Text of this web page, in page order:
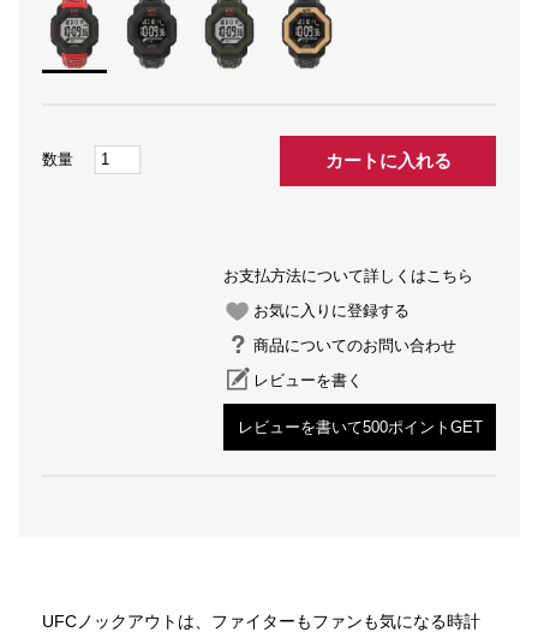
カートに入れる
お支払方法について詳しくはこちら
お気に入りに登録する
商品についてのお問い合わせ
レビューを書く
レビューを書いて500ポイントGET
UFCノックアウトは、ファイターもファンも気になる時計